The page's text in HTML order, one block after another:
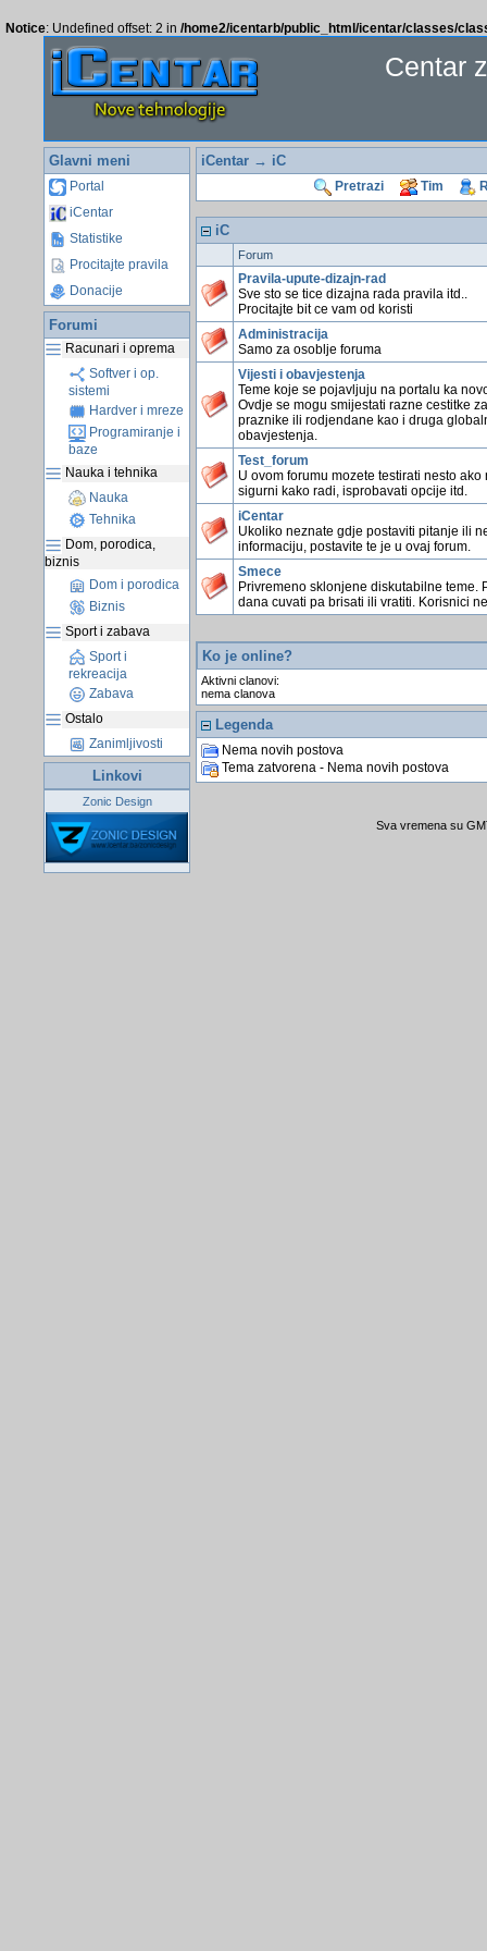
Notice: Undefined offset: 2 in /home2/icentarb/public_html/icentar/classes/
Centar
Glavni meni
Portal
iCentar
Statistike
Procitajte pravila
Donacije
Forumi
Racunari i oprema
Softver i op.
sistemi
Hardver i mreze
Programiranje i
baze
Nauka i tehnika
Nauka
Tehnika
Dom, porodica,
biznis
Dom i porodica
Biznis
Sport i zabava
Sport i
rekreacija
Zabava
Ostalo
Zanimljivosti
Linkovi
Zonic Design
iCentar→ iC
Pretrazi Tim
iC
Forum
Pravila-upute-dizajn-rad
Sve sto se tice dizajna rada pravila itd..
Procitajte bit ce vam od koristi
Administracija
Samo za osoblje foruma
Vijesti i obavjestenja
Teme koje se pojavljuju na portalu ka
Ovdje se mogu smijestati razne cestitke za
praznike ili rodjendane kao i druga
obavjestenja.
Test_forum
U ovom forumu mozete testirati nesto ako
sigurni kako radi, isprobavati opcije itd.
iCentar
Ukoliko neznate gdje postaviti pitanje ili
informaciju, postavite te je u ovaj forum.
Smece
Privremeno sklonjene diskutabilne teme.
dana cuvati pa brisati ili vratiti. Korisnici
Ko je online?
Aktivni clanovi:
nema clanova
Legenda
Nema novih postova
Tema zatvorena - Nema novih postova
Sva vremena su